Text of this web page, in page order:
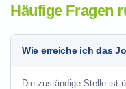
Häufige Fragen
Wie erreiche ich das
Die zuständige Stelle ist